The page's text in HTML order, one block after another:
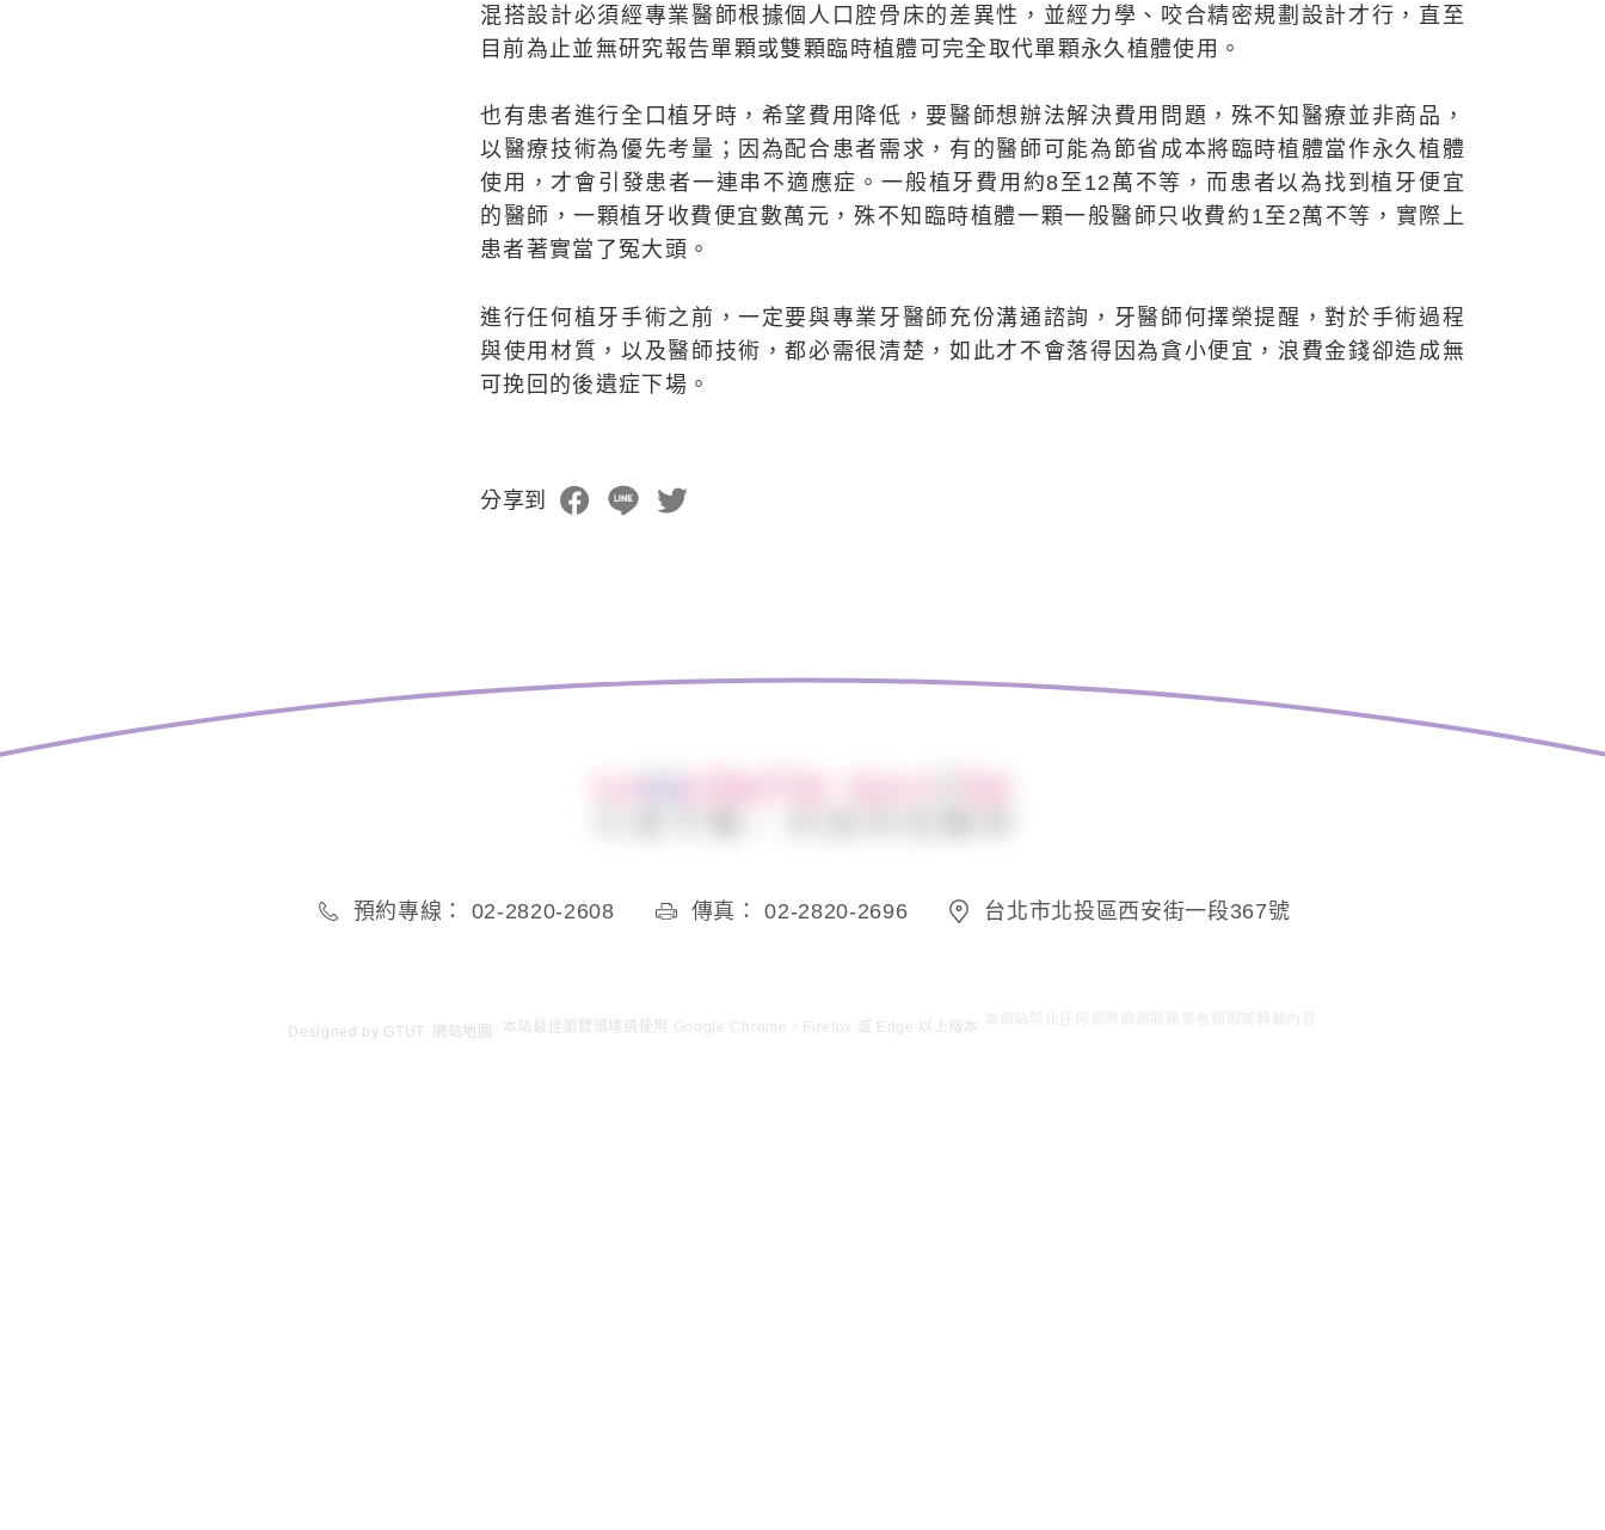
混搭設計必須經專業醫師根據個人口腔骨床的差異性，並經力學、咬合精密規劃設計才行，直至
目前為止並無研究報告單顆或雙顆臨時植體可完全取代單顆永久植體使用。
也有患者進行全口植牙時，希望費用降低，要醫師想辦法解決費用問題，殊不知醫療並非商品，
以醫療技術為優先考量；因為配合患者需求，有的醫師可能為節省成本將臨時植體當作永久植體
使用，才會引發患者一連串不適應症。一般植牙費用約8至12萬不等，而患者以為找到植牙便宜
的醫師，一顆植牙收費便宜數萬元，殊不知臨時植體一顆一般醫師只收費約1至2萬不等，實際上
患者著實當了冤大頭。
進行任何植牙手術之前，一定要與專業牙醫師充份溝通諮詢，牙醫師何擇榮提醒，對於手術過程
與使用材質，以及醫師技術，都必需很清楚，如此才不會落得因為貪小便宜，浪費金錢卻造成無
可挽回的後遺症下場。
分享到
預約專線： 02-2820-2608 傳真： 02-2820-2696 台北市北投區西安街一段367號
Designed by GTUT 網站地圖 本站最佳瀏覽環境請使用 Google Chrome、Firefox 或 Edge 以上版本